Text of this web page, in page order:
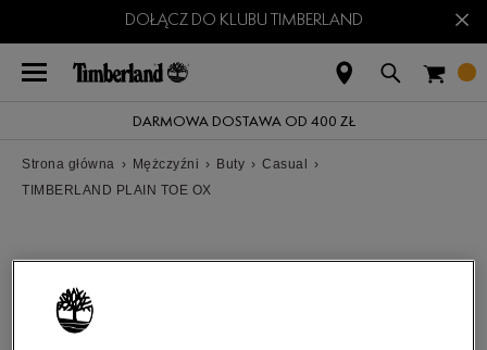
DOŁĄCZ DO KLUBU TIMBERLAND ×
DARMOWA DOSTAWA OD 400 ZŁ
Strona główna › Mężczyźni › Buty › Casual
›
TIMBERLAND PLAIN TOE OX